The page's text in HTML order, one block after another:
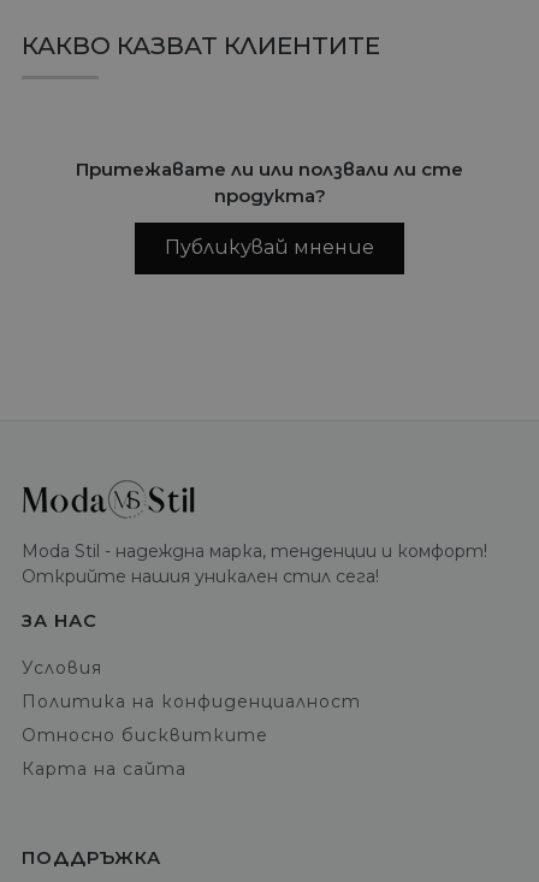
КАКВО КАЗВАТ КЛИЕНТИТЕ
Притежавате ли или ползвали ли сте
продукта?
Публикувай мнение
Moda Stil - надеждна марка, тенденции и комфорт!
Открийте нашия уникален стил сега!
ЗА НАС
Условия
Политика на конфиденциалност
Относно бисквитките
Карта на сайта
ПОДДРЪЖКА